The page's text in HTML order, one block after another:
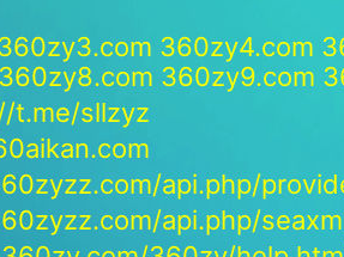
360zy4.com
360zy8.com 360zy9.com
t.me/sllzyz
api.php/
api.php/